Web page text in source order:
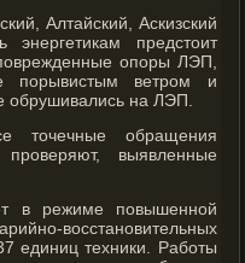
Алтайский, Аскизский
предстоит
опоры ЛЭП,
порывистым ветром и
обрушивались на ЛЭП.
точечные обращения
выявленные
в режиме повышенной
восстановительных
единиц техники. Работы